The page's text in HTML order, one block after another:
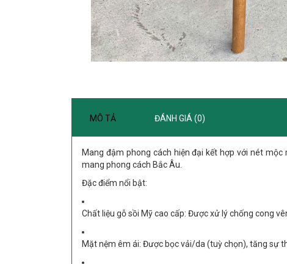
MÔ TẢ ĐÁNH GIÁ (0)
Mang đậm phong cách hiện đại kết hợp với nét mộc
mang phong cách Bắc Âu.
Đặc điểm nổi bật:
Chất liệu gỗ sồi Mỹ cao cấp: Được xử lý chống cong
Mặt nệm êm ái: Được bọc vải/da (tuỳ chọn), tăng sự